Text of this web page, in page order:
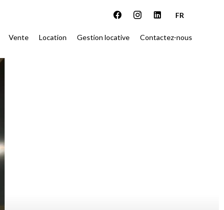
FR
Vente Location Gestion locative Contactez-nous